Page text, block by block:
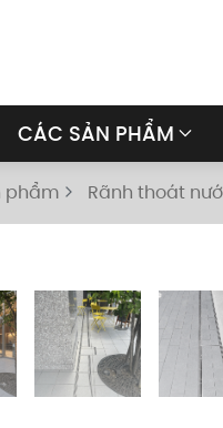
CÁC SẢN PHẨM
phẩm Rãnh thoát